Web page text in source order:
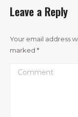
Leave a Reply
Your email address
marked *
Comment